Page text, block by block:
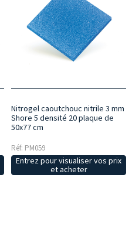
Nitrogel caoutchouc nitrile 3 mm
Shore 5 densité 20 plaque de
50x77 cm
Réf: PM059
Entrez pour visualiser vos prix
et acheter